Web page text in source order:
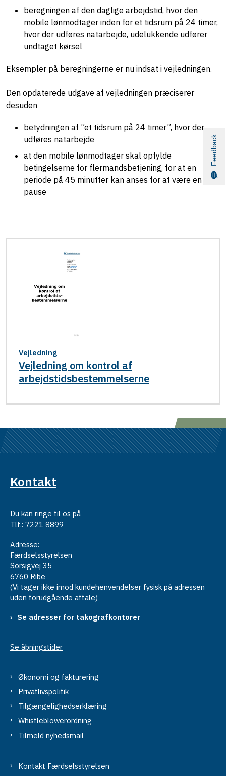
beregningen af den daglige arbejdstid, hvor den
mobile lønmodtager inden for et tidsrum på 24 timer,
hvor der udføres natarbejde, udelukkende udfører
undtaget kørsel
Eksempler på beregningerne er nu indsat i vejledningen.
Den opdaterede udgave af vejledningen præciserer
desuden
betydningen af ”et tidsrum på 24 timer”, hvor der
udføres natarbejde
at den mobile lønmodtager skal opfylde
betingelserne for flermandsbetjening, for at en
periode på 45 minutter kan anses for at være en
pause
Vejledning
Vejledning om kontrol af
arbejdstidsbestemmelserne
Kontakt
Du kan ringe til os på
Tlf.: 7221 8899
Adresse:
Færdselsstyrelsen
Sorsigvej 35
6760 Ribe
(Vi tager ikke imod kundehenvendelser fysisk på adressen
uden forudgående aftale)
Se adresser for takografkontorer
Se åbningstider
Økonomi og fakturering
Privatlivspolitik
Tilgængelighedserklæring
Whistleblowerordning
Tilmeld nyhedsmail
Kontakt Færdselsstyrelsen
Feedback